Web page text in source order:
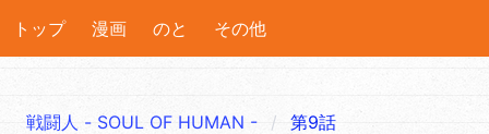
トップ 漫画 のと その他
戦闘人 - SOUL OF HUMAN - 第9話